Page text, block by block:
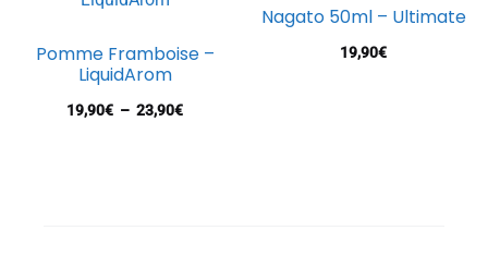
à
Pomme Framboise –
LiquidArom
19,90€ – 23,90€Plage
Nagato 50ml – Ultimate
19,90€